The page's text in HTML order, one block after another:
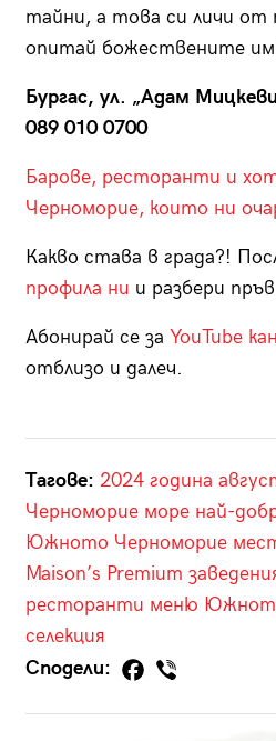
тайни, а това си личи от
опитай божествените им
Бургас, ул. „Адам
089 010 0700
Барове, ресторанти и
Черноморие, които ни
Какво става в града?!
профила ни и разбери
Абонирай се за YouTube
отблизо и далеч.
Тагове: 2024 година
Черноморие море най-
Южното Черноморие
Maison’s Premium
ресторанти меню
селекция
Сподели: